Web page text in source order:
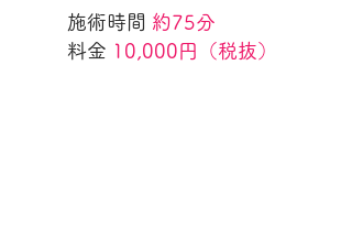
施術時間 約75分
料金 10,000円（税抜）